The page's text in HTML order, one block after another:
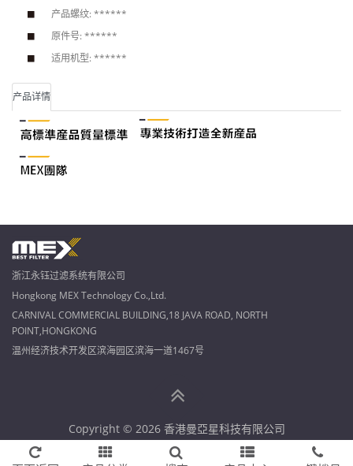
产品螺纹: ******
原件号: ******
适用机型: ******
产品详情
浙江永钰过滤系统有限公司
Hongkong MEX Technology Co.,Ltd.
CARNIVAL COMMERCIAL BUILDING,18 JAVA ROAD, NORTH
POINT,HONGKONG
温州经济技术开发区滨海园区滨海一道1467号
Copyright © 2026 香港曼亞星科技有限公司